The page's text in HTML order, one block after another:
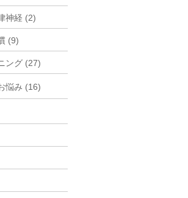
神経 (2)
(9)
ング (27)
悩み (16)